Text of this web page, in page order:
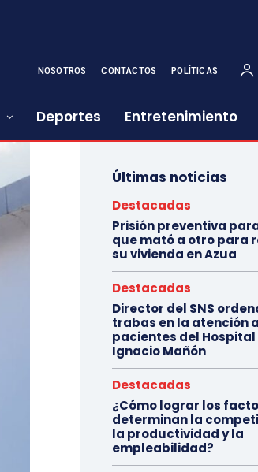
NOSOTROS CONTACTOS POLÍTICAS
Deportes Entretenimiento
Últimas noticias
Destacadas
Prisión preventiva
que mató a otro para
su vivienda en Azua
Destacadas
Director del SNS
trabas en la atención
pacientes del
Ignacio Mañón
Destacadas
¿Cómo lograr los
determinan la
la productividad y la
empleabilidad?